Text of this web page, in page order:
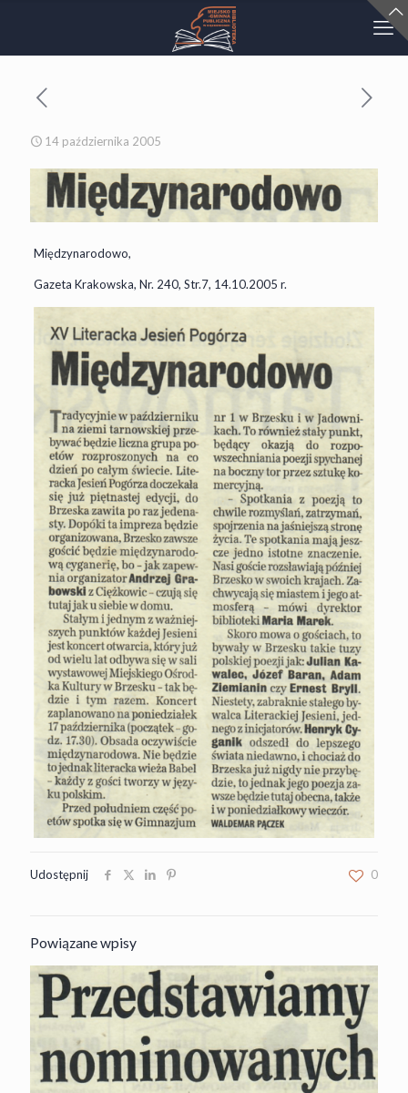
14 października 2005
Międzynarodowo,
Gazeta Krakowska, Nr. 240, Str.7, 14.10.2005 r.
Udostępnij 0
Powiązane wpisy